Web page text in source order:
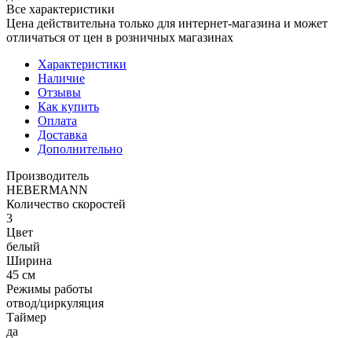
Все характеристики
Цена действительна только для интернет-магазина и может
отличаться от цен в розничных магазинах
Характеристики
Наличие
Отзывы
Как купить
Оплата
Доставка
Дополнительно
Производитель
HEBERMANN
Количество скоростей
3
Цвет
белый
Ширина
45 см
Режимы работы
отвод/циркуляция
Таймер
да